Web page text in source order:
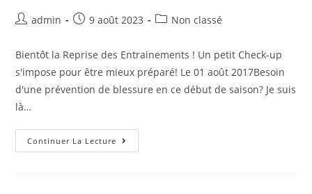
admin 9 août 2023 Non classé
Bientôt la Reprise des Entrainements ! Un petit Check-up
s'impose pour être mieux préparé! Le 01 août 2017Besoin
d'une prévention de blessure en ce début de saison? Je suis
là…
Continuer La Lecture